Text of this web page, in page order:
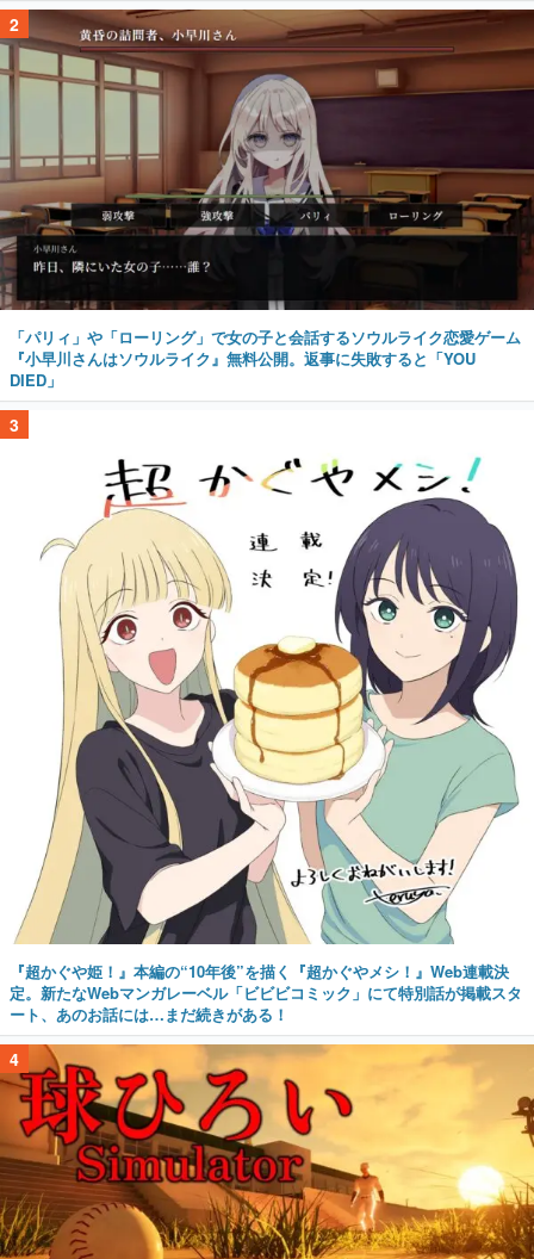
2
「パリィ」や「ローリング」で女の子と会話するソウルライク恋愛ゲーム
『小早川さんはソウルライク』無料公開。返事に失敗すると「YOU
DIED」
3
『超かぐや姫！』本編の“10年後”を描く『超かぐやメシ！』Web連載決
定。新たなWebマンガレーベル「ビビビコミック」にて特別話が掲載スタ
ート、あのお話には…まだ続きがある！
4